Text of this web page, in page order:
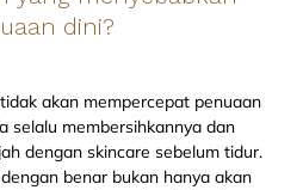
dini?
akan mempercepat penuaan
selalu membersihkannya dan
dengan skincare sebelum tidur.
benar bukan hanya akan